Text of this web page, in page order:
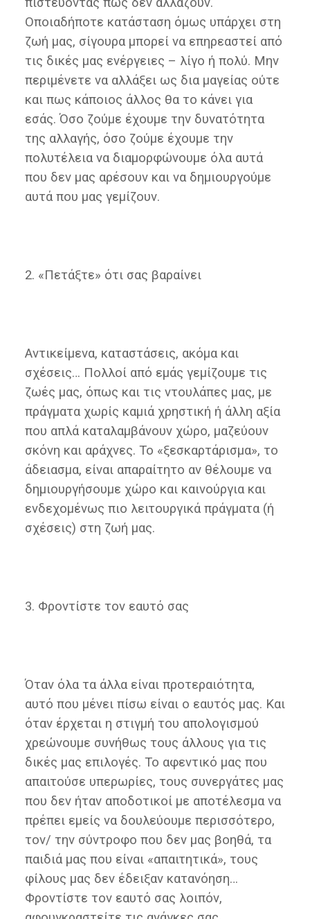
Οποιαδήποτε κατάσταση όμως υπάρχει στη
ζωή μας, σίγουρα μπορεί να επηρεαστεί από
τις δικές μας ενέργειες – λίγο ή πολύ. Μην
περιμένετε να αλλάξει ως δια μαγείας ούτε
και πως κάποιος άλλος θα το κάνει για
εσάς. Όσο ζούμε έχουμε την δυνατότητα
της αλλαγής, όσο ζούμε έχουμε την
πολυτέλεια να διαμορφώνουμε όλα αυτά
που δεν μας αρέσουν και να δημιουργούμε
αυτά που μας γεμίζουν.
2. «Πετάξτε» ότι σας βαραίνει
Αντικείμενα, καταστάσεις, ακόμα και
σχέσεις… Πολλοί από εμάς γεμίζουμε τις
ζωές μας, όπως και τις ντουλάπες μας, με
πράγματα χωρίς καμιά χρηστική ή άλλη αξία
που απλά καταλαμβάνουν χώρο, μαζεύουν
σκόνη και αράχνες. Το «ξεσκαρτάρισμα», το
άδειασμα, είναι απαραίτητο αν θέλουμε να
δημιουργήσουμε χώρο και καινούργια και
ενδεχομένως πιο λειτουργικά πράγματα (ή
σχέσεις) στη ζωή μας.
3. Φροντίστε τον εαυτό σας
Όταν όλα τα άλλα είναι προτεραιότητα,
αυτό που μένει πίσω είναι ο εαυτός μας. Και
όταν έρχεται η στιγμή του απολογισμού
χρεώνουμε συνήθως τους άλλους για τις
δικές μας επιλογές. Το αφεντικό μας που
απαιτούσε υπερωρίες, τους συνεργάτες μας
που δεν ήταν αποδοτικοί με αποτέλεσμα να
πρέπει εμείς να δουλεύουμε περισσότερο,
τον/ την σύντροφο που δεν μας βοηθά, τα
παιδιά μας που είναι «απαιτητικά», τους
φίλους μας δεν έδειξαν κατανόηση…
Φροντίστε τον εαυτό σας λοιπόν,